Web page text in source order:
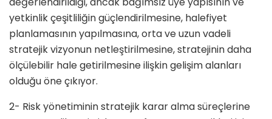
yetkinlik çeşitliliğin güçlendirilmesine, halefiyet
planlamasının yapılmasına, orta ve uzun vadeli
stratejik vizyonun netleştirilmesine, stratejinin daha
ölçülebilir hale getirilmesine ilişkin gelişim alanları
olduğu öne çıkıyor.
2- Risk yönetiminin stratejik karar alma süreçlerine